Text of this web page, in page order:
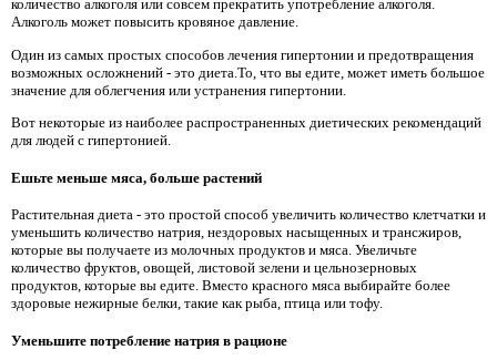
количество алкоголя или совсем прекратить употребление алкоголя.
Алкоголь может повысить кровяное давление.
Один из самых простых способов лечения гипертонии и предотвращения
возможных осложнений - это диета.То, что вы едите, может иметь большое
значение для облегчения или устранения гипертонии.
Вот некоторые из наиболее распространенных диетических рекомендаций
для людей с гипертонией.
Ешьте меньше мяса, больше растений
Растительная диета - это простой способ увеличить количество клетчатки и
уменьшить количество натрия, нездоровых насыщенных и трансжиров,
которые вы получаете из молочных продуктов и мяса. Увеличьте
количество фруктов, овощей, листовой зелени и цельнозерновых
продуктов, которые вы едите. Вместо красного мяса выбирайте более
здоровые нежирные белки, такие как рыба, птица или тофу.
Уменьшите потребление натрия в рационе